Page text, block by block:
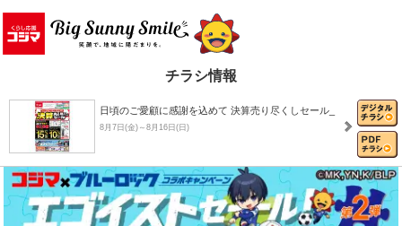
チラシ情報
日頃のご愛顧に感謝を込めて 決算売り尽くしセール_
8月7日(金)～8月16日(日)
8月おすすめチラシ
8月1日(土)～8月31日(月)